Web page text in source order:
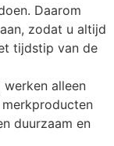
Daarom
zodat u altijd
tijdstip van de
alleen
duurzaam en